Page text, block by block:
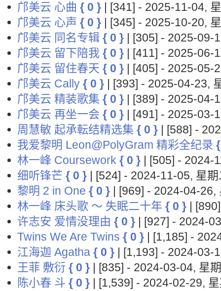
邝美云 心曲 { 0 } | [341] - 2025-11-04,
邝美云 心声 { 0 } | [345] - 2025-10-20,
邝美云 同名专辑 { 0 } | [305] - 2025-09-
邝美云 留下陪我 { 0 } | [411] - 2025-06-
邝美云 留住春天 { 0 } | [405] - 2025-05-
邝美云 Cally { 0 } | [393] - 2025-04-23,
邝美云 精装歌集 { 0 } | [389] - 2025-04-
邝美云 再坐一会 { 0 } | [491] - 2025-03-
周慧敏 起承転结精选集 { 0 } | [588] -
我爱黎明 Leon@PolyGram 精彩全纪录
林一峰 Coursework { 0 } | [505] - 2024-
细听锋芒 { 0 } | [524] - 2024-11-05, 星期
黎明 2 in One { 0 } | [969] - 2024-04-26,
林一峰 床头歌 ～ 失眠二十年 { 0 } |
许志安 爱情没理由 { 0 } | [927] - 2024-
Twins We Are Twins { 0 } | [1,185] -
江海迦 Agatha { 0 } | [1,193] - 2024-03-
王菲 敷衍 { 0 } | [835] - 2024-03-04, 星
陈小春 斗 { 0 } | [1,539] - 2024-02-29,